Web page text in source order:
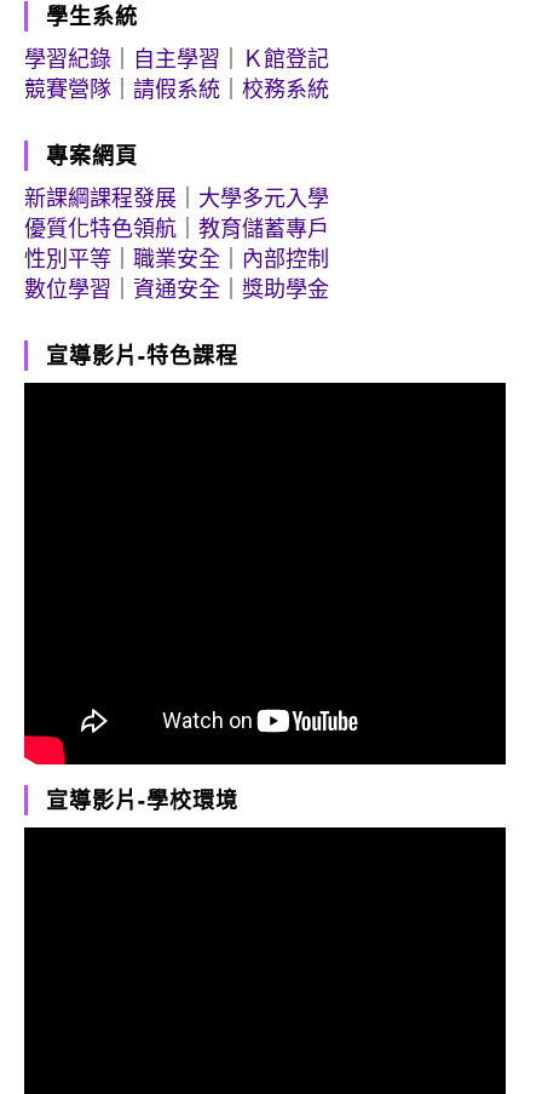
學生系統
學習紀錄
自主學習
Ｋ館登記
競賽營隊
請假系統 校務系統
專案網頁
新課綱課程發展
大學多元入學
優質化特色領航
教育儲蓄專戶
性別平等
職業安全
內部控制
數位學習
資通安全 獎助學金
宣導影片-特色課程
宣導影片-學校環境